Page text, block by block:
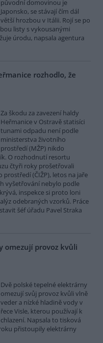
původní domovinou je
Japonsko, se stávají čím dál
větší hrozbou v Itálii. Rojí se po
listy s vykousanými
úrodu, napsala agentura
rozhodlo, že
Za škodu za zavezení haldy
Heřmanice v Ostravě statisíci
tunami odpadu není podle
ministerstva životního
prostředí (MŽP) nikdo
O rozhodnutí resortu
čtyři roky prošetřovali
(ČIŽP), letos na jaře
vyšetřování nebylo podle
inspekce si proto loni
odebraných vzorků. Práce
šéf úřadu Pavel Straka
omezují provoz kvůli
Dvě polské tepelné elektrárny
omezují svůj provoz kvůli vlně
veder a nízké hladině vody v
řece Visle, kterou používají k
chlazení. Napsala to tisková
přistoupily elektrárny